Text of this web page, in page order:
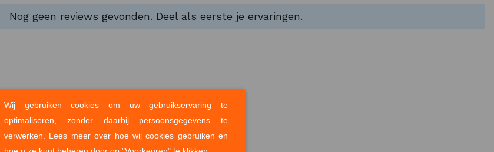
zonnebloemolie, gemoute gerstemeel, zout), rijstebloem, fructose, fructosesiroop,
en -vet, wortelpreparaat [fructose siroop, suiker, wortelsap concentraat, appelpuree
bevochtigingsmiddel (glycerol), natriumchloride, magnesium carbonaat, natuurlijk
soja bevatten.
Nog geen reviews gevonden. Deel als eerste je ervaringen.